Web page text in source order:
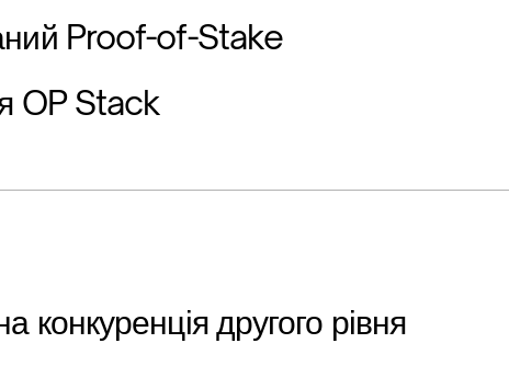
Proof-of-Stake
OP Stack
конкуренція другого рівня